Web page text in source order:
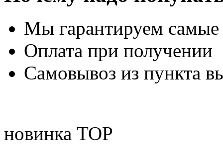
Мы гарантируем
Оплата при получении
Самовывоз из пункта
новинка TOP